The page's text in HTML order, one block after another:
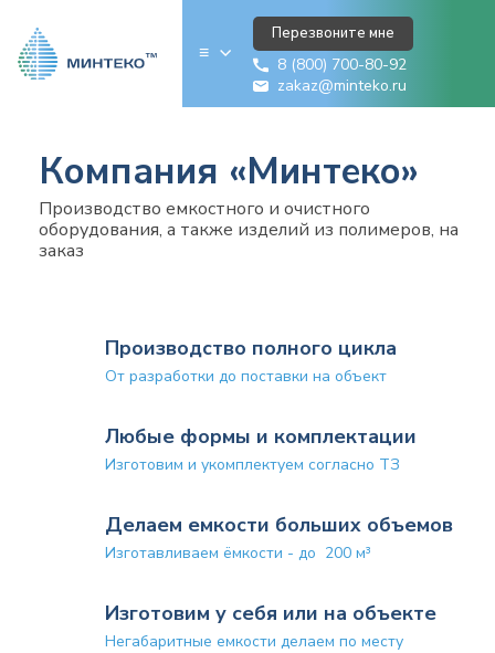
8 (800) 700-80-92
zakaz@minteko.ru
Перезвоните мне
≡
Компания «Минтеко»
Производство емкостного и очистного
оборудования, а также изделий из полимеров, на
заказ
Производство полного цикла
От разработки до поставки на объект
Любые формы и комплектации
Изготовим и укомплектуем согласно ТЗ
Делаем емкости больших объемов
Изготавливаем ёмкости - до 200 м³
Изготовим у себя или на объекте
Негабаритные емкости делаем по месту